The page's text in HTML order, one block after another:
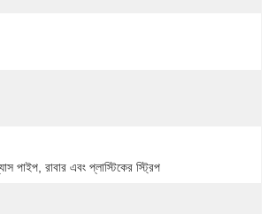
পাইপ, রাবার এবং প্লাস্টিকের স্ট্রিপ